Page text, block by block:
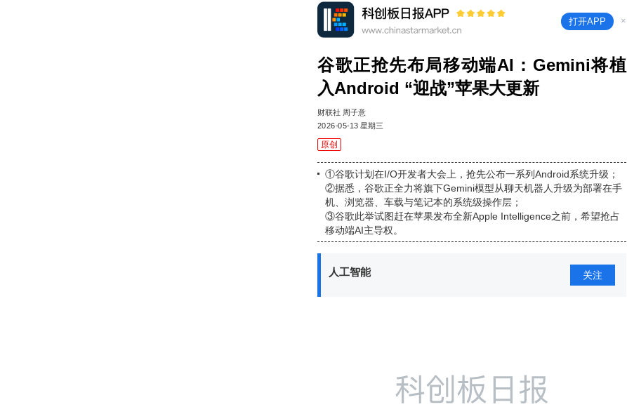
打开APP ×
谷歌正抢先布局移动端AI：Gemini将植
入Android “迎战”苹果大更新
财联社 周子意
2026-05-13 星期三
原创
①谷歌计划在I/O开发者大会上，抢先公布一系列Android系统升级；
②据悉，谷歌正全力将旗下Gemini模型从聊天机器人升级为部署在手
机、浏览器、车载与笔记本的系统级操作层；
③谷歌此举试图赶在苹果发布全新Apple Intelligence之前，希望抢占
移动端AI主导权。
人工智能 关注